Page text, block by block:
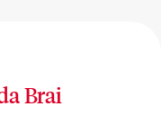
Brai